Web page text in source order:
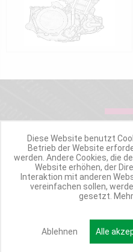
IMMER
MIWEBA
TOP
Diese Website benutzt
Betrieb der Website
werden. Andere Cookies, die
Website erhöhen, der
Interaktion mit anderen
vereinfachen sollen,
gesetzt.
Ablehnen Alle